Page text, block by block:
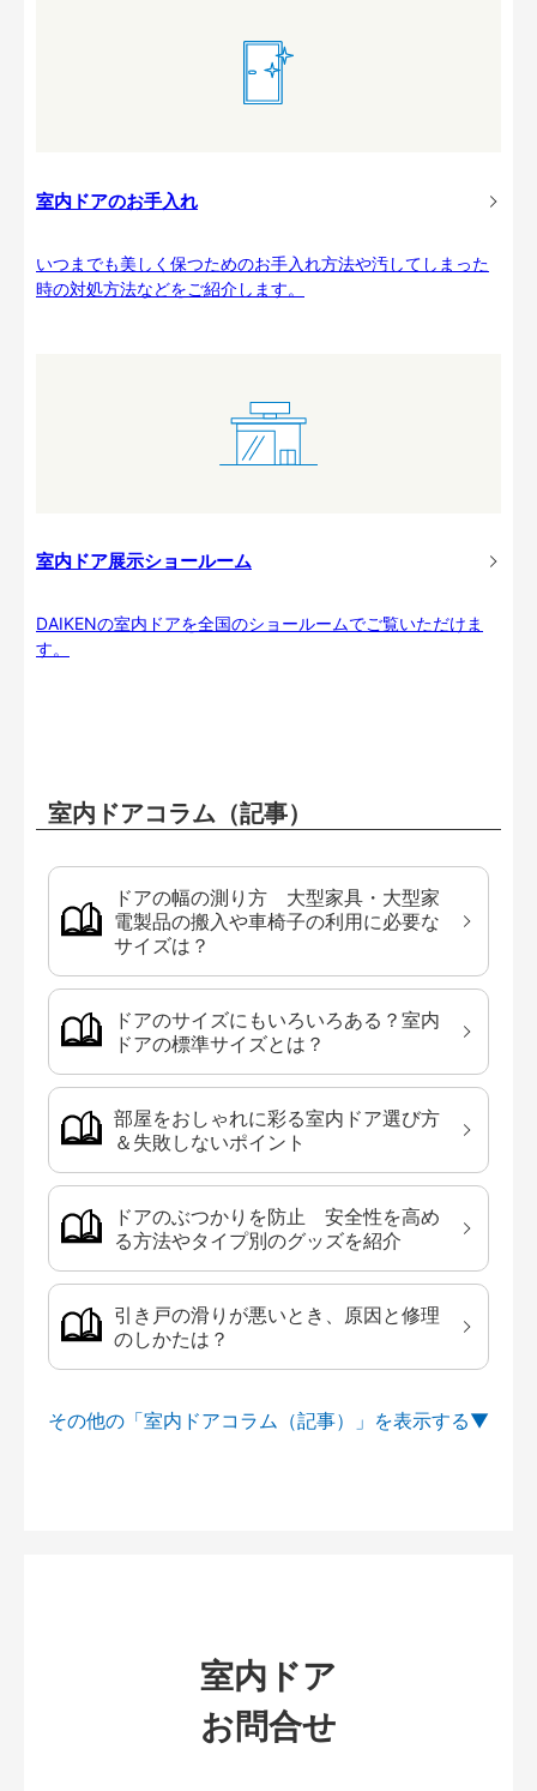
室内ドアのお手入れ
いつまでも美しく保つためのお手入れ方法や汚してしまった
時の対処方法などをご紹介します。
室内ドア展示ショールーム
DAIKENの室内ドアを全国のショールームでご覧いただけま
す。
室内ドアコラム（記事）
ドアの幅の測り方 大型家具・大型家
電製品の搬入や車椅子の利用に必要な
サイズは？
ドアのサイズにもいろいろある？室内
ドアの標準サイズとは？
部屋をおしゃれに彩る室内ドア選び方
＆失敗しないポイント
ドアのぶつかりを防止 安全性を高め
る方法やタイプ別のグッズを紹介
引き戸の滑りが悪いとき、原因と修理
のしかたは？
その他の「室内ドアコラム（記事）」を
室内ドア
お問合せ